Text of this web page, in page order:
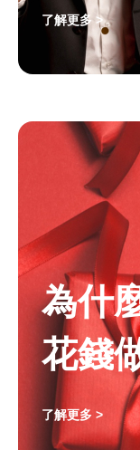
為什
花錢
了解更多 >
了解更多 >